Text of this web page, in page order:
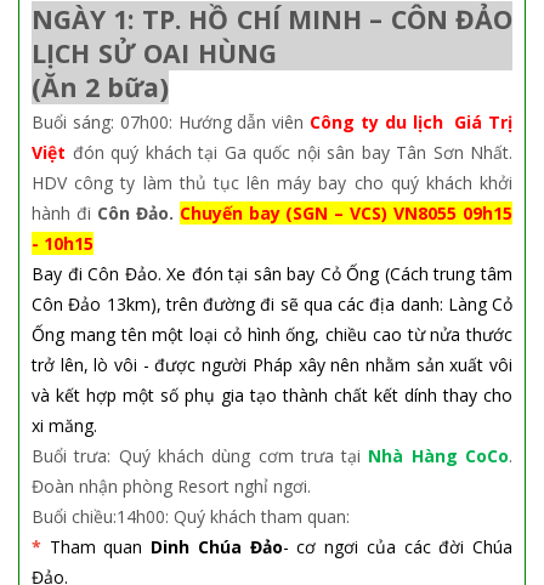
NGÀY 1: TP. HỒ CHÍ MINH – CÔN ĐẢO
LỊCH SỬ OAI HÙNG
(Ăn 2 bữa)
Buổi sáng: 07h00: Hướng dẫn viên Công ty du lịch Giá Trị
Việt đón quý khách tại Ga quốc nội sân bay Tân Sơn Nhất.
HDV công ty làm thủ tục lên máy bay cho quý khách khởi
hành đi Côn Đảo. Chuyến bay (SGN – VCS) VN8055 09h15
- 10h15
Bay đi Côn Đảo. Xe đón tại sân bay Cỏ Ống (Cách trung tâm
Côn Đảo 13km), trên đường đi sẽ qua các địa danh: Làng Cỏ
Ống mang tên một loại cỏ hình ống, chiều cao từ nửa thước
trở lên, lò vôi - được người Pháp xây nên nhằm sản xuất vôi
và kết hợp một số phụ gia tạo thành chất kết dính thay cho
xi măng.
Buổi trưa: Quý khách dùng cơm trưa tại Nhà Hàng CoCo.
Đoàn nhận phòng Resort nghỉ ngơi.
Buổi chiều:14h00: Quý khách tham quan:
* Tham quan Dinh Chúa Đảo- cơ ngơi của các đời Chúa
Đảo.